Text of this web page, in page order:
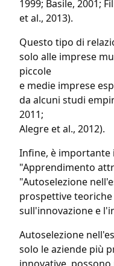
1999; Basile, 2001;
et al., 2013).
Questo tipo di
solo alle imprese
piccole
e medie imprese
da alcuni studi
2011;
Alegre et al., 2012).
Infine, è
"Apprendimento
"Autoselezione
prospettive
sull'innovazione e
Autoselezione
solo le aziende più